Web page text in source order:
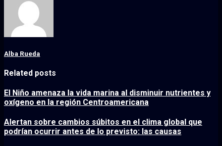
Alba Rueda
Related posts
El Niño amenaza la vida marina al disminuir nutrientes y
oxígeno en la región Centroamericana
Alertan sobre cambios súbitos en el clima global que
podrían ocurrir antes de lo previsto: las causas